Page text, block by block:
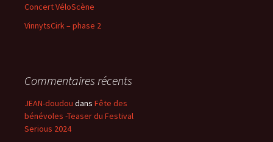
Concert VéloScène
VinnytsCirk – phase 2
Commentaires récents
JEAN-doudou dans Fête des
bénévoles -Teaser du Festival
Serious 2024